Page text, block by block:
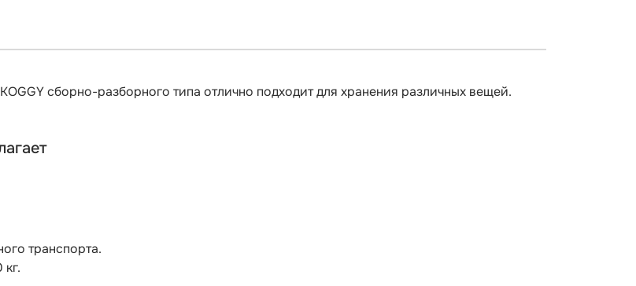
сборно-разборного типа отлично подходит для хранения различных вещей.
транспорта.